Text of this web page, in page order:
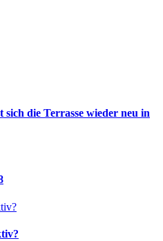
sich die Terrasse wieder neu in